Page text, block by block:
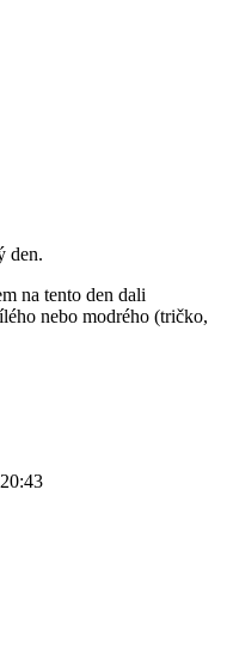
den.
na tento den dali
nebo modrého (tričko,